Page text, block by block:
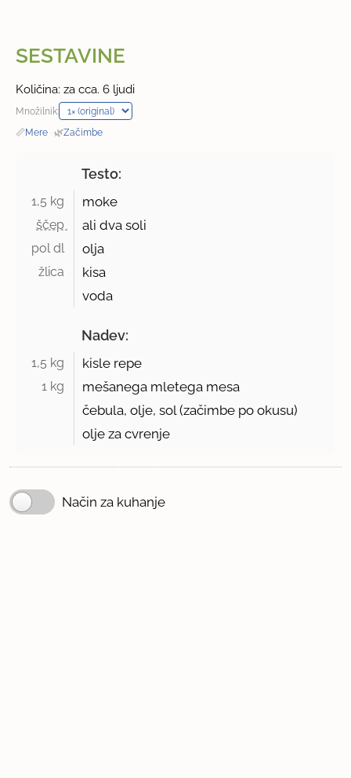
SESTAVINE
Količina: za cca. 6 ljudi
Množilnik:
📏Mere · 🌿Začimbe
Testo:
1,5 kg moke
ščep ali dva soli
pol dl olja
žlica
kisa
voda
Nadev:
1,5 kg kisle repe
1 kg
mešanega mletega mesa
čebula, olje, sol (začimbe po okusu)
olje za cvrenje
Način za kuhanje